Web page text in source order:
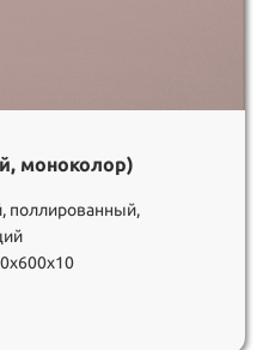
моноколор)
поллированный,